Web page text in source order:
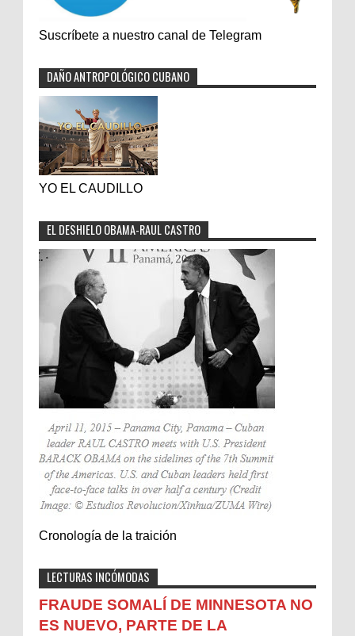
Suscríbete a nuestro canal de Telegram
DAÑO ANTROPOLÓGICO CUBANO
YO EL CAUDILLO
EL DESHIELO OBAMA-RAUL CASTRO
Cronología de la traición
LECTURAS INCÓMODAS
FRAUDE SOMALÍ DE MINNESOTA NO
ES NUEVO, PARTE DE LA